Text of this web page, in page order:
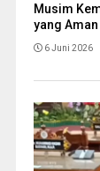
Musim
yang Aman
6 Juni 2026